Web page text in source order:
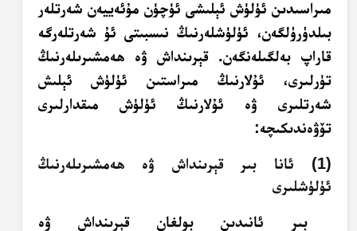
مىراسىدىن ئۈلۈش ئېلىشى ئۈچۈن مۇئەييەن شەرتلەر
بىلدۈرۈلگەن، ئۈلۈشلەرنىڭ نىسبىتى ئۇ شەرتلەرگە
قاراپ بەلگىلەنگەن. قېرىنداش ۋە ھەمشىرىلەرنىڭ
تۈرلىرى، ئۇلارنىڭ مىراستىن ئۈلۈش ئېلىش
شەرتلىرى ۋە ئۇلارنىڭ ئۈلۈش مىقدارلىرى
تۆۋەندىكىچە:
(1) ئانا بىر قېرىنداش ۋە ھەمشىرىلەرنىڭ
ئۈلۈشلىرى
بىر ئانىدىن بولغان قېرىنداش ۋە